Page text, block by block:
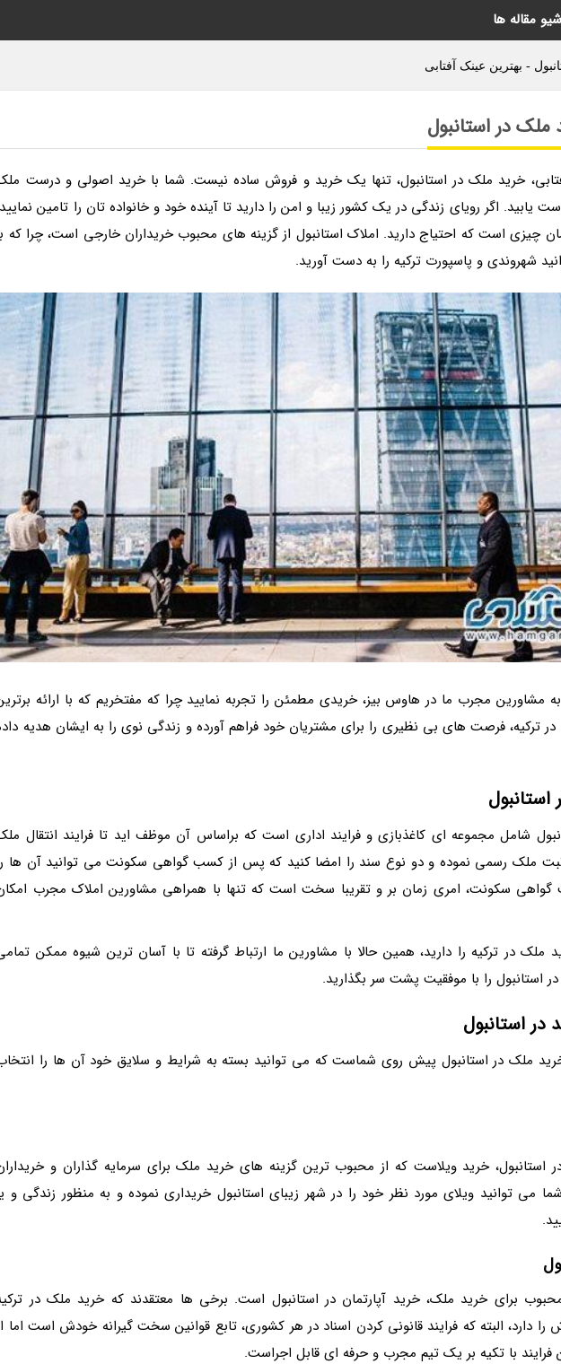
- بهترین عینک آفتابی
در استانبول
خرید ملک در استانبول، تنها یک خرید و فروش ساده نیست. شما با خرید اصولی و درست
یابید. اگر رویای زندگی در یک کشور زیبا و امن را دارید تا آینده خود و خانواده تان را تامین
چیزی است که احتیاج دارید. املاک استانبول از گزینه های محبوب خریداران خارجی است، چرا که
شهروندی و پاسپورت ترکیه را به دست آورید.
مشاورین مجرب ما در هاوس بیز، خریدی مطمئن را تجربه نمایید چرا که مفتخریم که با ارائه
ترکیه، فرصت های بی نظیری را برای مشتریان خود فراهم آورده و زندگی نوی را به ایشان هدیه
شامل مجموعه ای کاغذبازی و فرایند اداری است که براساس آن موظف اید تا فرایند انتقال
ثبت ملک رسمی نموده و دو نوع سند را امضا کنید که پس از کسب گواهی سکونت می توانید آن ها
گواهی سکونت، امری زمان بر و تقریبا سخت است که تنها با همراهی مشاورین املاک مجرب
در ترکیه را دارید، همین حالا با مشاورین ما ارتباط گرفته تا با آسان ترین شیوه ممکن
استانبول را با موفقیت پشت سر بگذارید.
در استانبول
ملک در استانبول پیش روی شماست که می توانید بسته به شرایط و سلایق خود آن ها را
استانبول، خرید ویلاست که از محبوب ترین گزینه های خرید ملک برای سرمایه گذاران و
می توانید ویلای مورد نظر خود را در شهر زیبای استانبول خریداری نموده و به منظور زندگی و
برای خرید ملک، خرید آپارتمان در استانبول است. برخی ها معتقدند که خرید ملک در
دارد، البته که فرایند قانونی کردن اسناد در هر کشوری، تابع قوانین سخت گیرانه خودش است اما
فرایند با تکیه بر یک تیم مجرب و حرفه ای قابل اجراست.
مقاله ها